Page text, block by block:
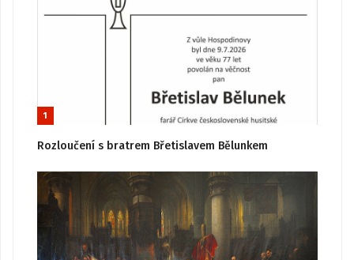
1
Rozloučení s bratrem Břetislavem Bělunkem